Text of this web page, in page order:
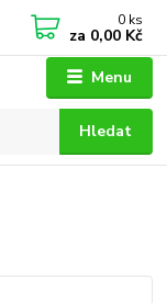
Menu
Hledat
0 ks
za 0,00 Kč